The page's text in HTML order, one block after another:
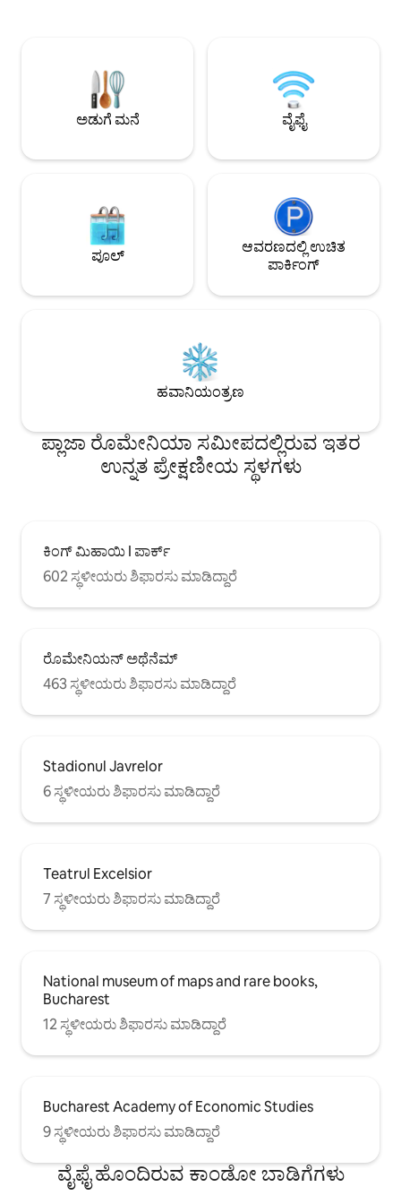
ಮತ್ತು ಸೂರ್ಯಾಸ್ತದ ನೋಟವನ್ನು ಹೊಂದಿರುವ
75m2 ಟೆರಾಸ್ಸಾ, ನೆಲದ ನೈಟ್‌ಬೋರ್‌ಗಳಿಲ್ಲದ
ಕೊನೆಯ 8 ನೇ ಮಹಡಿ.
ರಕ್ಷಿಸಲಾಗಿದೆ.
ಅಡುಗೆ ಮನೆ ವೈಫೈ
ಪೂಲ್
ಆವರಣದಲ್ಲಿ ಉಚಿತ
ಪಾರ್ಕಿಂಗ್
ಹವಾನಿಯಂತ್ರಣ
ಪ್ಲಾಜಾ ರೊಮೇನಿಯಾ ಸಮೀಪದಲ್ಲಿರುವ ಇತರ
ಉನ್ನತ ಪ್ರೇಕ್ಷಣೀಯ ಸ್ಥಳಗಳು
ಕಿಂಗ್ ಮಿಹಾಯಿ I ಪಾರ್ಕ್
602 ಸ್ಥಳೀಯರು ಶಿಫಾರಸು ಮಾಡಿದ್ದಾರೆ
ರೊಮೇನಿಯನ್ ಅಥೆನೆಮ್
463 ಸ್ಥಳೀಯರು ಶಿಫಾರಸು ಮಾಡಿದ್ದಾರೆ
Stadionul Javrelor
6 ಸ್ಥಳೀಯರು ಶಿಫಾರಸು ಮಾಡಿದ್ದಾರೆ
Teatrul Excelsior
7 ಸ್ಥಳೀಯರು ಶಿಫಾರಸು ಮಾಡಿದ್ದಾರೆ
National museum of maps and rare books,
Bucharest
12 ಸ್ಥಳೀಯರು ಶಿಫಾರಸು ಮಾಡಿದ್ದಾರೆ
Bucharest Academy of Economic Studies
9 ಸ್ಥಳೀಯರು ಶಿಫಾರಸು ಮಾಡಿದ್ದಾರೆ
ವೈಫೈ ಹೊಂದಿರುವ ಕಾಂಡೋ ಬಾಡಿಗೆಗಳು